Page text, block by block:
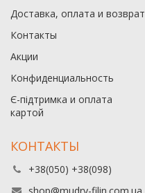
Доставка, оплата и возврат
Контакты
Акции
Конфиденциальность
Є-підтримка и оплата
картой
КОНТАКТЫ
+38(050) +38(098)